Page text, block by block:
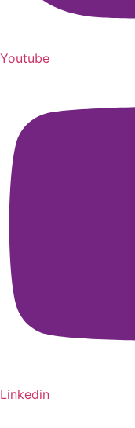
Youtube
Linkedin